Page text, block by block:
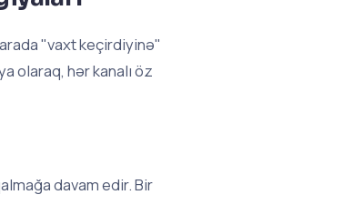
"vaxt keçirdiyinə"
olaraq, hər kanalı öz
davam edir. Bir